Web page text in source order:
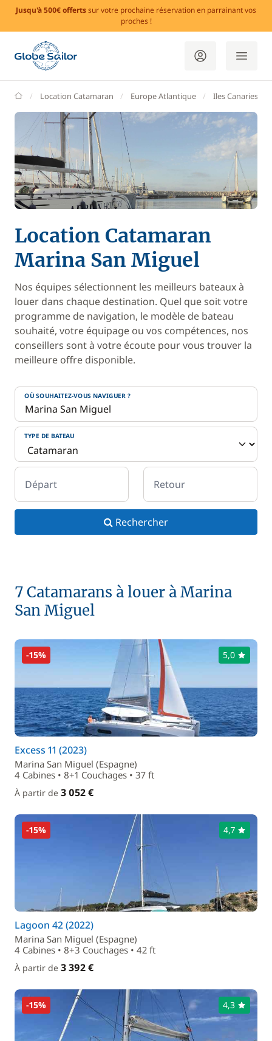
Jusqu'à 500€ offertssur votre prochaine réservation en parrainant vos
proches !
GlobeSailor
Location Catamaran Europe Atlantique Iles Canaries
Location Catamaran
Marina San Miguel
Nos équipes sélectionnent les meilleurs bateaux à
louer dans chaque destination. Quel que soit votre
programme de navigation, le modèle de bateau
souhaité, votre équipage ou vos compétences, nos
conseillers sont à votre écoute pour vous trouver la
meilleure offre disponible.
OÙ SOUHAITEZ-VOUS NAVIGUER ?
TYPE DE BATEAU
Départ Retour
Rechercher
7 Catamarans à louer à Marina
San Miguel
-15% 5,0
Excess 11 (2023)
Marina San Miguel (Espagne)
4 Cabines • 8+1 Couchages • 37 ft
À partir de 3 052 €
-15% 4,7
Lagoon 42 (2022)
Marina San Miguel (Espagne)
4 Cabines • 8+3 Couchages • 42 ft
À partir de 3 392 €
-15% 4,3